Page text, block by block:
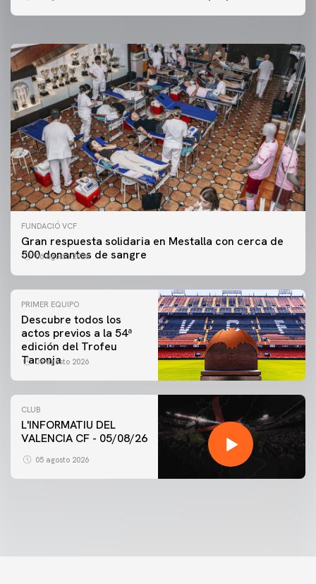
FUNDACIÓ VCF
Gran respuesta solidaria en Mestalla con cerca de
500 donantes de sangre
06 agosto 2026
PRIMER EQUIPO
Descubre todos los
actos previos a la 54ª
edición del Trofeu
Taronja
06 agosto 2026
CLUB
L'INFORMATIU DEL
VALENCIA CF - 05/08/26
05 agosto 2026
PRIMER EQUIPO
ENTRENAMIENTO MATINAL DEL VALENCIA CF
5/8/2026